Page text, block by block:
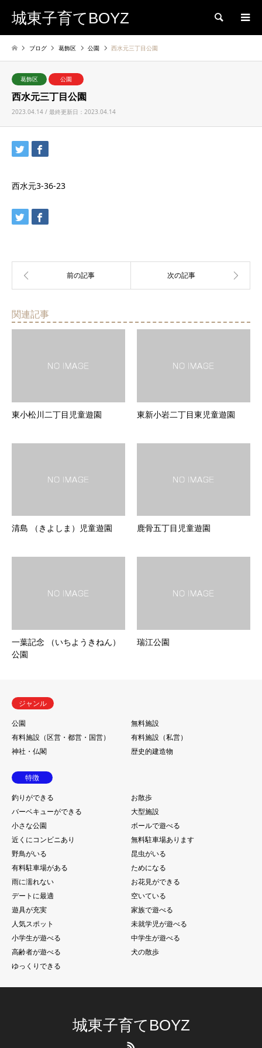
城東子育てBOYZ 検索
ブログ 葛飾区 公園 西水元三丁目公園
葛飾区 公園
西水元三丁目公園
2023.04.14 / 最終更新日：2023.04.14
西水元3-36-23
関連記事
東小松川二丁目児童遊園 東新小岩二丁目東児童遊園
清島 （きよしま）児童遊園 鹿骨五丁目児童遊園
一葉記念 （いちようきねん）
公園
瑞江公園
ジャンル
公園
無料施設
有料施設（区営・都営・国営）
有料施設（私営）
神社・仏閣
歴史的建造物
特徴
釣りができる
お散歩
バーベキューができる
大型施設
小さな公園
ボールで遊べる
近くにコンビニあり
無料駐車場あります
野鳥がいる
昆虫がいる
有料駐車場がある
ためになる
雨に濡れない
お花見ができる
デートに最適
空いている
遊具が充実
家族で遊べる
人気スポット
未就学児が遊べる
小学生が遊べる
中学生が遊べる
高齢者が遊べる
犬の散歩
ゆっくりできる
城東子育てBOYZ